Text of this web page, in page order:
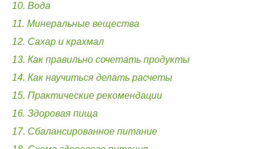
10. Вода
11. Минеральные вещества
12. Сахар и крахмал
13. Как правильно сочетать продукты
14. Как научиться делать расчеты
15. Практические рекомендации
16. Здоровая пища
17. Сбалансированное питание